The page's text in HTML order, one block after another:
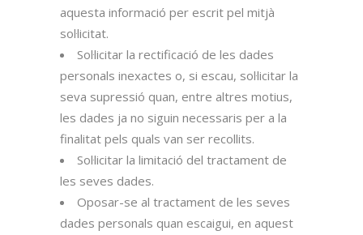
aquesta informació per escrit pel mitjà
sol·licitat.
Sol·licitar la rectificació de les dades
personals inexactes o, si escau, sol·licitar la
seva supressió quan, entre altres motius,
les dades ja no siguin necessaris per a la
finalitat pels quals van ser recollits.
Sol·licitar la limitació del tractament de
les seves dades.
Oposar-se al tractament de les seves
dades personals quan escaigui, en aquest